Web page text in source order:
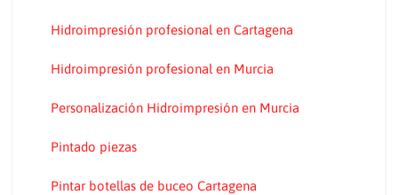
Hidroimpresión profesional en Cartagena
Hidroimpresión profesional en Murcia
Personalización Hidroimpresión en Murcia
Pintado piezas
Pintar botellas de buceo Cartagena